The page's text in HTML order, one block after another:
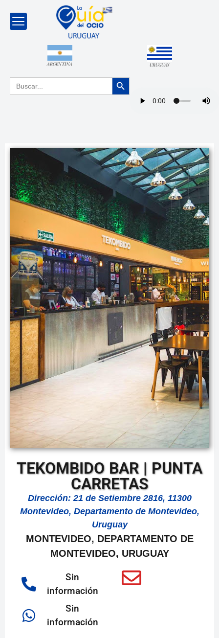
ARGENTINA URUGUAY
Buscar: Botón de búsqueda
TEKOMBIDO BAR | PUNTA
CARRETAS
Dirección: 21 de Setiembre 2816, 11300
Montevideo, Departamento de Montevideo,
Uruguay
MONTEVIDEO, DEPARTAMENTO DE
MONTEVIDEO, URUGUAY
Sin
información
Sin
información